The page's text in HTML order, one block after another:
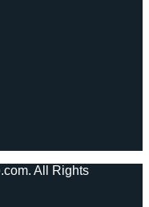
All Rights